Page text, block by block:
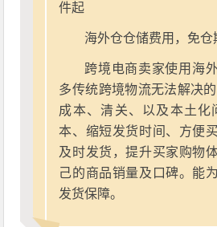
件起
海外仓仓储费用，免仓
跨境电商卖家使用海
多传统跨境物流无法解决的
成本、清关、以及本土化
本、缩短发货时间、方便
及时发货，提升买家购物
己的商品销量及口碑。能
发货保障。